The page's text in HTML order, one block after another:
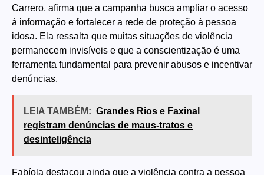
Carrero, afirma que a campanha busca ampliar o acesso
à informação e fortalecer a rede de proteção à pessoa
idosa. Ela ressalta que muitas situações de violência
permanecem invisíveis e que a conscientização é uma
ferramenta fundamental para prevenir abusos e incentivar
denúncias.
LEIA TAMBÉM: Grandes Rios e Faxinal
registram denúncias de maus-tratos e
desinteligência
Fabíola destacou ainda que a violência contra a pessoa